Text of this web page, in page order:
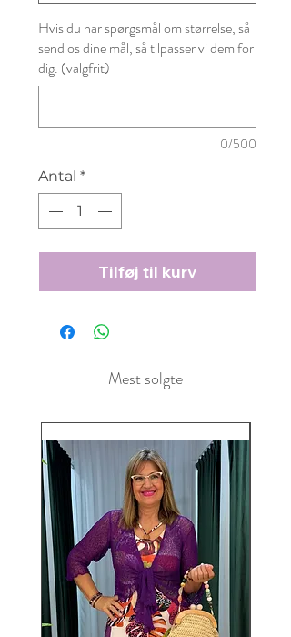
Hvis du har spørgsmål om størrelse, så
send os dine mål, så tilpasser vi dem for
dig. (valgfrit)
0/500
Antal *
Tilføj til kurv
Mest solgte